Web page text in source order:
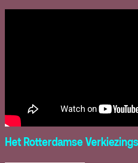
Het Rotterdamse